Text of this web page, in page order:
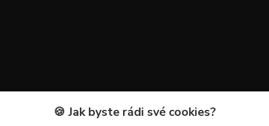
Kontakty🍪 Jak byste rádi své cookies?